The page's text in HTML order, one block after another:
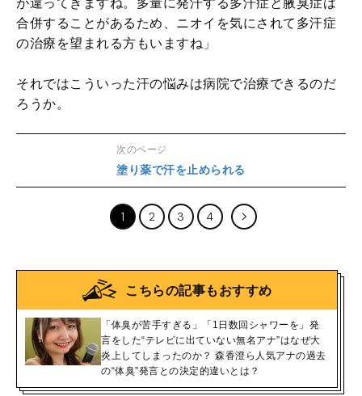
が違ってきますね。多量に発汗する多汗症と腋臭症は
合併することがあるため、ニオイを気にされて多汗症
の治療を望まれる方もいますね」
それではこういった汗の悩みは病院で治療できるのだ
ろうか。
次のページ
塗り薬で汗を止められる
1 2 3 4
こちらの記事もおすすめ
「体臭が苦手すぎる」「1日数回シャワーを」発
言をした“テレビに出ていない無名アナ”はなぜ大
炎上してしまったのか？ 森香澄ら人気アナの過去
の“体臭”発言との決定的違いとは？